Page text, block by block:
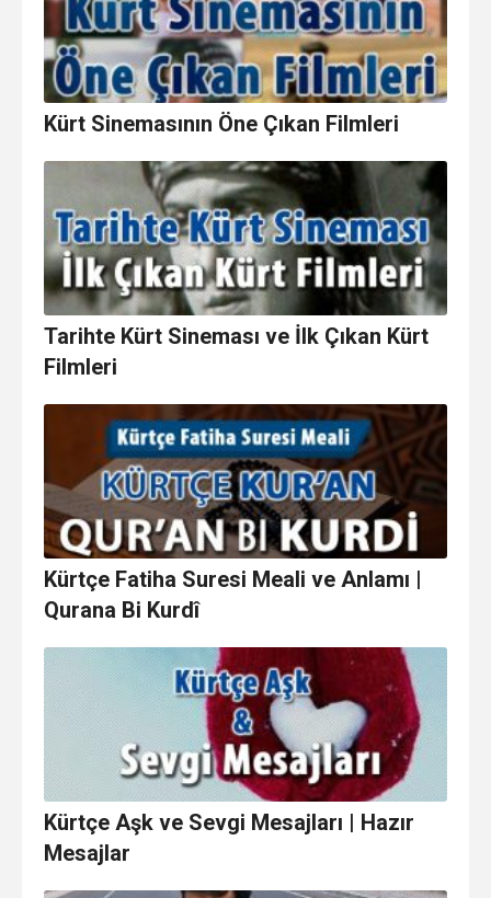
Kürt Sinemasının Öne Çıkan Filmleri
Tarihte Kürt Sineması ve İlk Çıkan Kürt
Filmleri
Kürtçe Fatiha Suresi Meali ve Anlamı |
Qurana Bi Kurdî
Kürtçe Aşk ve Sevgi Mesajları | Hazır
Mesajlar